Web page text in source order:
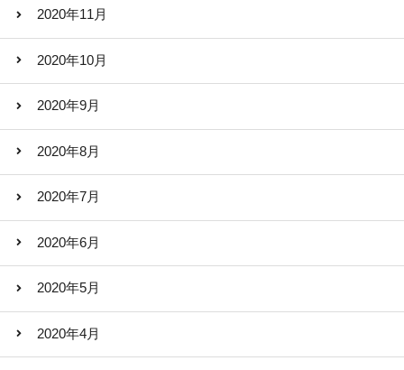
2020年11月
2020年10月
2020年9月
2020年8月
2020年7月
2020年6月
2020年5月
2020年4月